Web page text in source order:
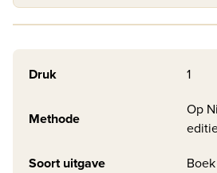
Druk 1
Methode
Op
Soort uitgave
Boek